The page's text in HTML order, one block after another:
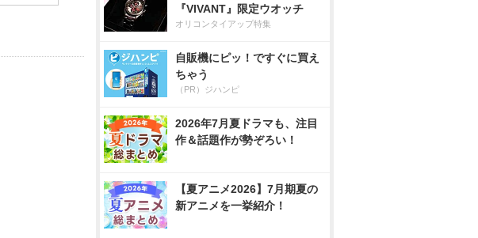
『VIVANT』限定ウオッチ
オリコンタイアップ特集
自販機にピッ！ですぐに買え
ちゃう
（PR）ジハンピ
2026年7月夏ドラマも、注目
作＆話題作が勢ぞろい！
【夏アニメ2026】7月期夏の
新アニメを一挙紹介！